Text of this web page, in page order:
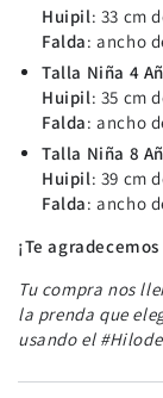
Huipil: 33 cm
Falda: ancho
Talla Niña 4
Huipil: 35 cm
Falda: ancho
Talla Niña 8
Huipil: 39 cm
Falda: ancho
¡Te
Tu compra nos
la prenda que
usando el